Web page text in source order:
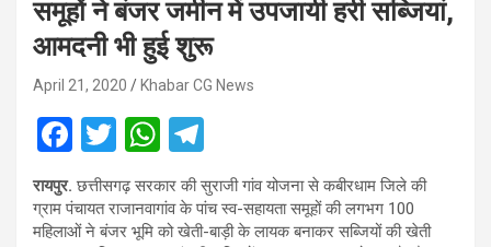
समूहों ने बंजर जमीन में उपजायी हरी सब्जियां,
आमदनी भी हुई शुरू
April 21, 2020 Khabar CG News
F
a
ce
T
wi
tt
W
h
at
el
e
रायपुर. छत्तीसगढ़ सरकार की सुराजी गांव योजना से कबीरधाम जिले की
ग्राम पंचायत राजानवागांव के पांच स्व-सहायता समूहों की लगभग 100
महिलाओं ने बंजर भूमि को खेती-बाड़ी के लायक बनाकर सब्जियों की खेती